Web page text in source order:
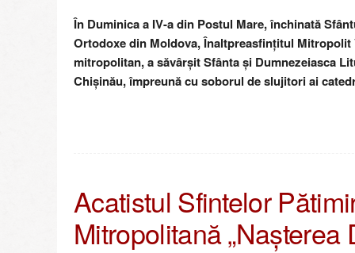
În Duminica a IV-a din Postul Mare, închinată
Ortodoxe din Moldova, Înaltpreasfințitul
mitropolitan, a săvârșit Sfânta și Dumnezeiasca
Chișinău, împreună cu soborul de slujitori ai
Acatistul Sfintelor
Mitropolitană